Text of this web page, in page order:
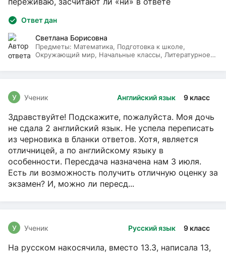
Ответ дан
Светлана Борисовна
Предметы: Математика, Подготовка к школе,
Окружающий мир, Начальные классы, Литературное
Английский язык 9 класс
У Ученик
Здравствуйте! Подскажите, пожалуйста. Моя дочь
не сдала 2 английский язык. Не успела переписать
из черновика в бланки ответов. Хотя, является
отличницей, а по английскому языку в
особенности. Пересдача назначена нам 3 июля.
Есть ли возможность получить отличную оценку за
экзамен? И, можно ли пересд...
Русский язык 9 класс
У Ученик
На русском накосячила, вместо 13.3, написала 13,